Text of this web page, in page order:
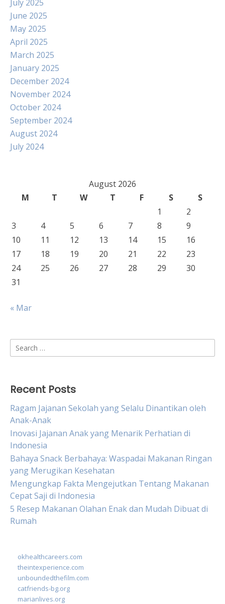
July 2025
June 2025
May 2025
April 2025
March 2025
January 2025
December 2024
November 2024
October 2024
September 2024
August 2024
July 2024
August 2026
M
T W T F S
S
1
2
3
4 5 6 7 8
9
10
11 12 13 14 15
16
17
18 19 20 21 22
23
24
25 26 27 28 29
30
31
« Mar
Search
for:
Recent Posts
Ragam Jajanan Sekolah yang Selalu Dinantikan oleh
Anak-Anak
Inovasi Jajanan Anak yang Menarik Perhatian di
Indonesia
Bahaya Snack Berbahaya: Waspadai Makanan Ringan
yang Merugikan Kesehatan
Mengungkap Fakta Mengejutkan Tentang Makanan
Cepat Saji di Indonesia
5 Resep Makanan Olahan Enak dan Mudah Dibuat di
Rumah
okhealthcareers.com
theintexperience.com
unboundedthefilm.com
catfriends-bg.org
marianlives.org